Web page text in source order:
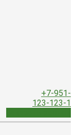
+7-951-
123-123-1